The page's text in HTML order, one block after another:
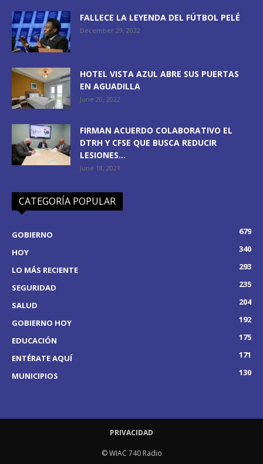
FALLECE LA LEYENDA DEL FÚTBOL PELÉ
December 29, 2022
HOTEL VISTA AZUL ABRE SUS PUERTAS
EN AGUADILLA
June 20, 2022
FIRMAN ACUERDO COLABORATIVO EL
DTRH Y CFSE QUE BUSCA REDUCIR
LESIONES...
June 18, 2021
CATEGORÍA POPULAR
GOBIERNO
679
HOY
340
LO MÁS RECIENTE
293
SEGURIDAD
235
SALUD
204
GOBIERNO HOY
192
EDUCACIÓN
175
ENTÉRATE AQUÍ
171
MUNICIPIOS
130
PRIVACIDAD
© WIAC 740 Radio